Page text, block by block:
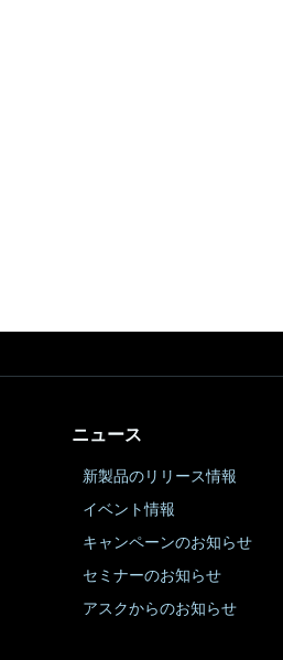
ニュース
新製品のリリース情報
イベント情報
キャンペーンのお知らせ
セミナーのお知らせ
アスクからのお知らせ